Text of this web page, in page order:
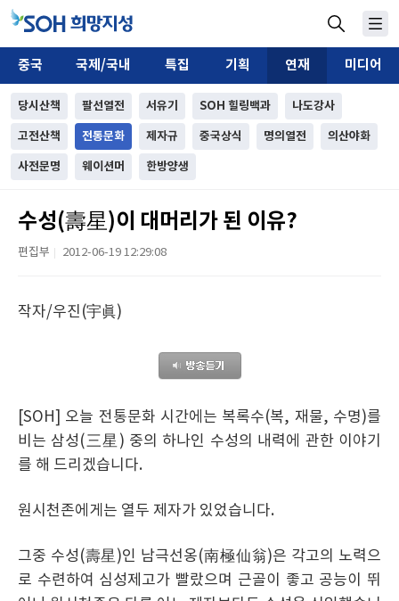
중국 국제/국내 특집 기획 연재 미디어
당시산책 팔선열전 서유기 SOH 힐링백과 나도강사
고전산책 전통문화 제자규 중국상식 명의열전 의산야화
사전문명 웨이션머 한방양생
수성(壽星)이 대머리가 된 이유?
편집부 2012-06-19 12:29:08
작자/우진(宇眞)
[SOH] 오늘 전통문화 시간에는 복록수(복, 재물, 수명)를
비는 삼성(三星) 중의 하나인 수성의 내력에 관한 이야기
를 해 드리겠습니다.
원시천존에게는 열두 제자가 있었습니다.
그중 수성(壽星)인 남극선옹(南極仙翁)은 각고의 노력으
로 수련하여 심성제고가 빨랐으며 근골이 좋고 공능이 뛰